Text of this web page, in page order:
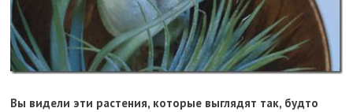
Вы видели эти растения, которые выглядят так, будто